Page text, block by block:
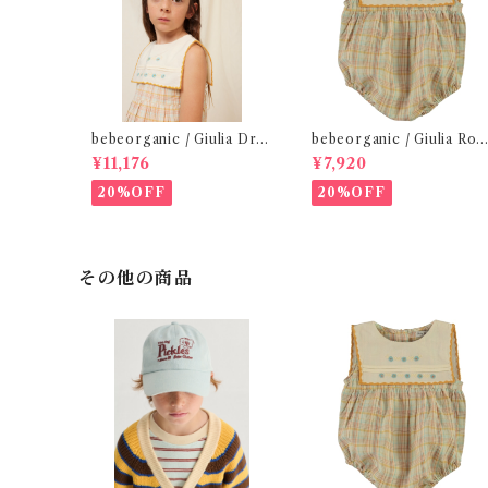
bebeorganic / Giulia Dres
s Lagoon Check (2-6y)
¥11,176
20%OFF
bebeorganic / Giulia Rom
per Lagoon Check( 6・12
ｍ)
¥7,920
20%OFF
その他の商品